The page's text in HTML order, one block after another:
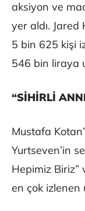
aksiyon ve
yer aldı. Jared
5 bin 625 kişi
546 bin liraya
“SİHİRLİ
Mustafa
Yurtseven’in
Hepimiz Biriz”
en çok izlenen